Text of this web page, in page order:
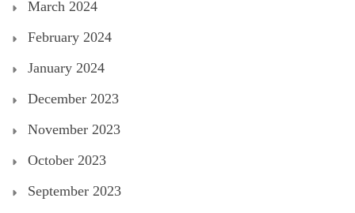
March 2024
February 2024
January 2024
December 2023
November 2023
October 2023
September 2023